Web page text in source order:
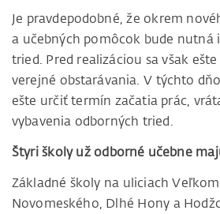
Je pravdepodobné, že okrem
a učebných pomôcok bude nutná
tried. Pred realizáciou sa však
verejné obstarávania. V týchto
ešte určiť termín začatia prác,
vybavenia odborných tried.
Štyri školy už odborné učebne
Základné školy na uliciach
Novomeského, Dlhé Hony a